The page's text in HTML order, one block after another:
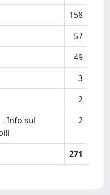
158
57
49
3
2
Info sul
2
271